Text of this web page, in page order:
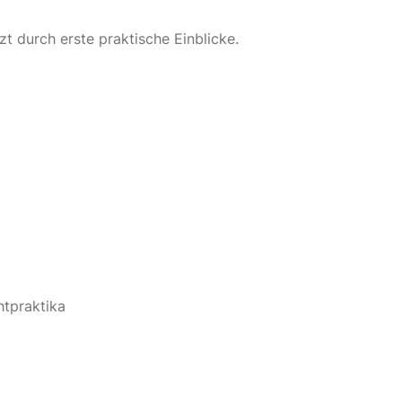
durch erste praktische Einblicke.